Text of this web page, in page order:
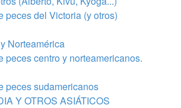
del Victoria (y otros)
Norteamérica
centro y norteamericanos.
sudamericanos
Y OTROS ASIÁTICOS